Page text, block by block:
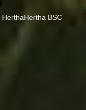
HerthaHertha BSC